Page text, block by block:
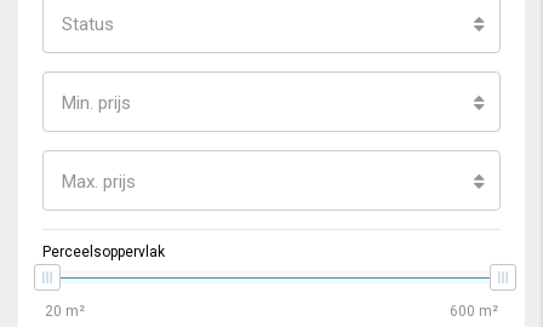
Status
Min. prijs
Max. prijs
Perceelsoppervlak